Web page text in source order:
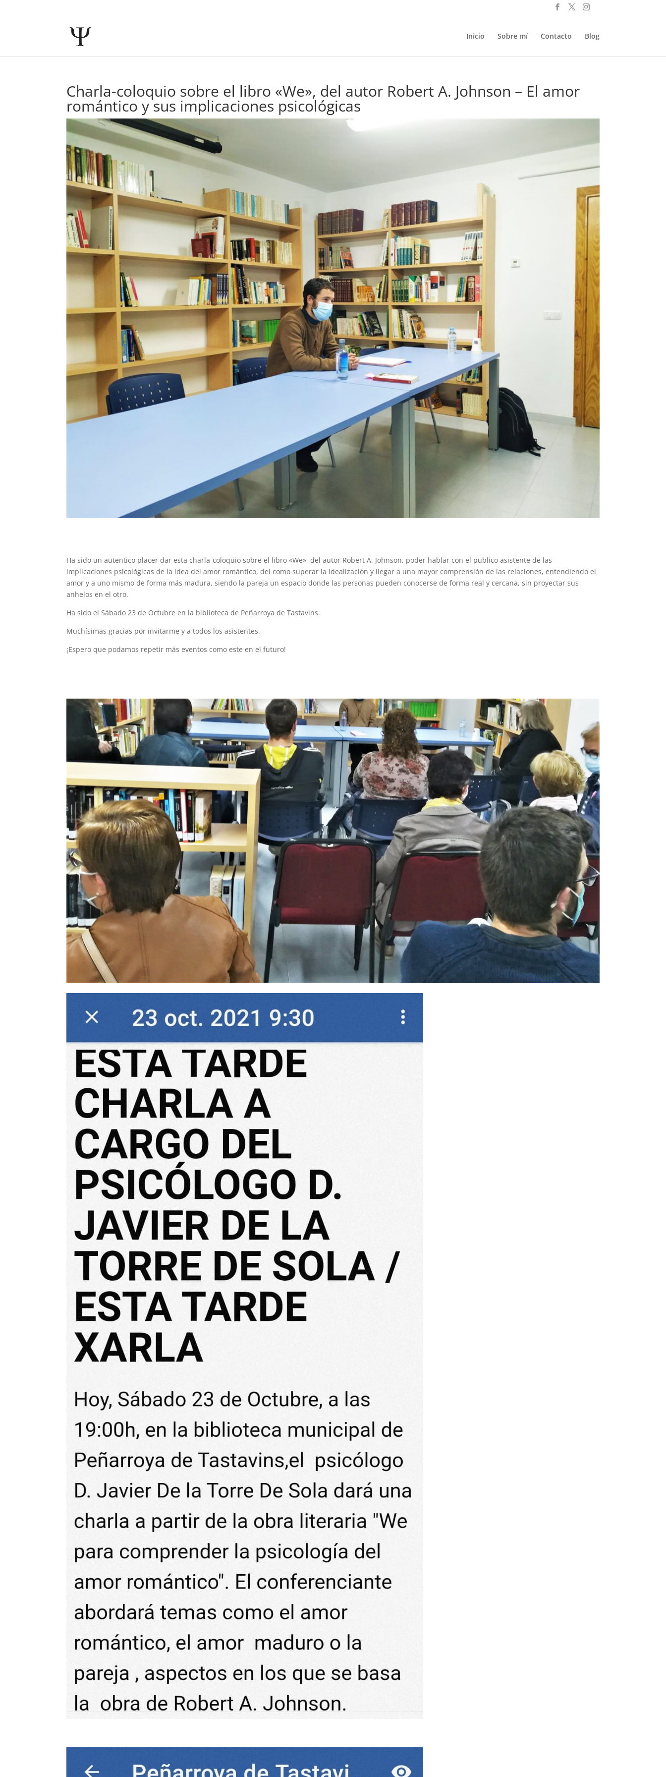
Inicio Sobre mí Contacto Blog
Charla-coloquio sobre el libro «We», del autor Robert A. Johnson – El amor
romántico y sus implicaciones psicológicas
Ha sido un autentico placer dar esta charla-coloquio sobre el libro «We», del autor Robert A. Johnson, poder hablar con el publico asistente de las
implicaciones psicológicas de la idea del amor romántico, del como superar la idealización y llegar a una mayor comprensión de las relaciones, entendiendo el
amor y a uno mismo de forma más madura, siendo la pareja un espacio donde las personas pueden conocerse de forma real y cercana, sin proyectar sus
anhelos en el otro.
Ha sido el Sábado 23 de Octubre en la biblioteca de Peñarroya de Tastavins.
Muchísimas gracias por invitarme y a todos los asistentes.
¡Espero que podamos repetir más eventos como este en el futuro!